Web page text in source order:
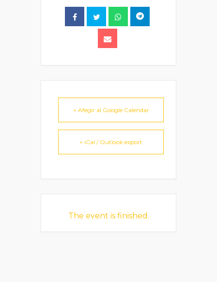
+ Afegir al Google Calendar
+ iCal / Outlook export
The event is finished.